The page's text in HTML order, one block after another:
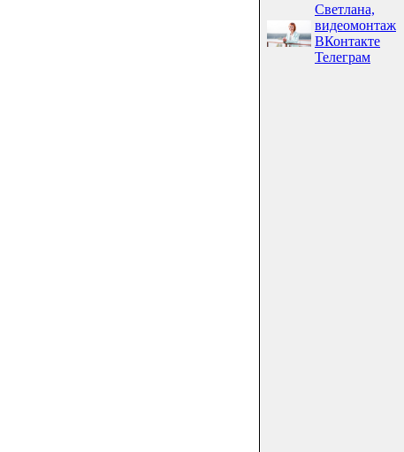
Светлана,
видеомонтаж
ВКонтакте
Телеграм